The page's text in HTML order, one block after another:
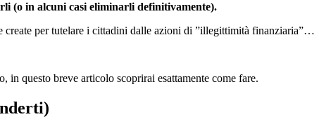
(o in alcuni casi eliminarli definitivamente).
create per tutelare i cittadini dalle azioni di ”illegittimità finanziaria”…
in questo breve articolo scoprirai esattamente come fare.